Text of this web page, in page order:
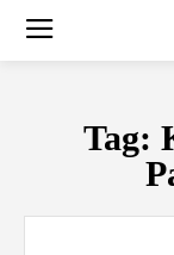
Tag: